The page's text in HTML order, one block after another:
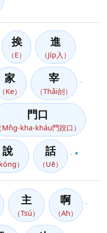
挨
（E）
進
（Ji̍p入）
家
（Ke）
宰
（Thâi刣）
門口
（Mn̂g-kha-kháu門跤口）
說
kóng）
話
（Uē）
▶️
主
（Tsú）
啊
（Ah）